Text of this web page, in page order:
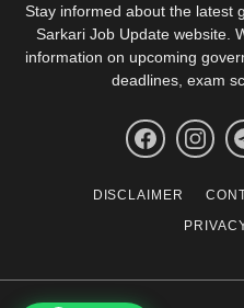
Stay informed about the latest
Sarkari Job Update website.
information on upcoming
deadlines, exam
DISCLAIMER